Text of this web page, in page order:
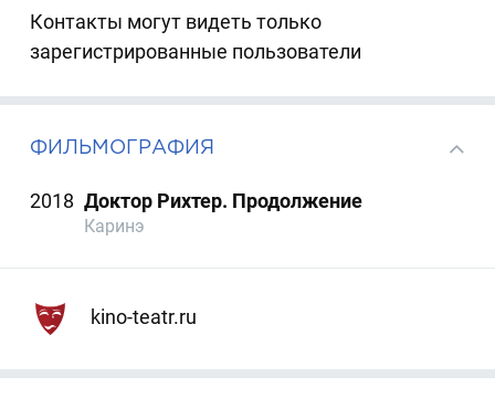
Контакты могут видеть только
зарегистрированные пользователи
ФИЛЬМОГРАФИЯ
2018 Доктор Рихтер. Продолжение
Каринэ
kino-teatr.ru